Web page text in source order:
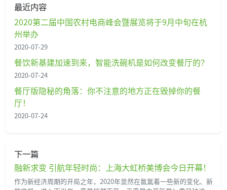
最近内容
2020第二届中国农村电商峰会暨展览将于9月中旬在杭
州举办
2020-07-29
餐饮新基建加速到来，智能洗碗机是如何改变餐厅的？
2020-07-24
餐厅版隐秘的角落：你不注意的地方正在毁掉你的餐
厅！
2020-07-24
下一篇
融新求变 引航年轻时尚：上海大虹桥美博会今日开幕！
作为新经济周期的开局之年，2020年显然在氤氲着一些新的变化、新